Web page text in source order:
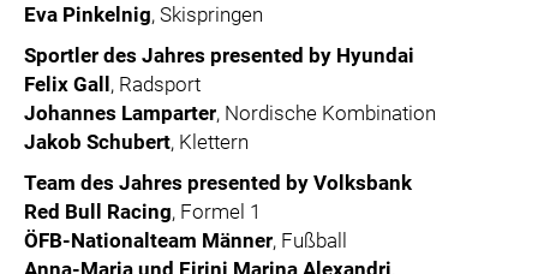
Eva Pinkelnig, Skispringen
Sportler des Jahres presented by Hyundai
Felix Gall, Radsport
Johannes Lamparter, Nordische Kombination
Jakob Schubert, Klettern
Team des Jahres presented by Volksbank
Red Bull Racing, Formel 1
ÖFB-Nationalteam Männer, Fußball
Anna-Maria und Eirini Marina Alexandri,